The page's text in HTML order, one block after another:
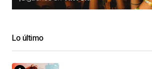
Lo último